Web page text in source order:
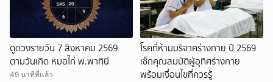
ดูดวงรายวัน 7 สิงหาคม 2569
ตามวันเกิด หมอไก่ พ.พาทินี
49 นาทีที่แล้ว
โรคที่ห้ามบริจาคร่างกาย ปี 2569
เช็กคุณสมบัติผู้อุทิศร่างกาย
พร้อมเงื่อนไขที่ควรรู้